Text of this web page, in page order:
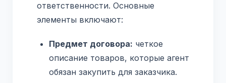
ответственности. Основные
элементы включают:
Предмет договора: четкое
описание товаров, которые агент
обязан закупить для заказчика.